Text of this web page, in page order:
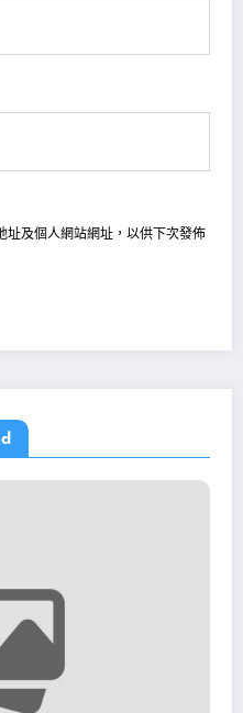
址及個人網站網址，以供下次發佈